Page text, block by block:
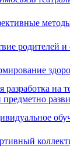
родителей
разработка на
предметно